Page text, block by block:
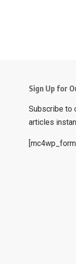
Sign Up for
Subscribe to
articles
[mc4wp_form